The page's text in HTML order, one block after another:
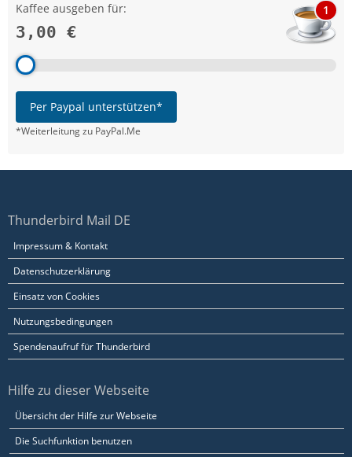
Kaffee ausgeben für:
3,00 €
1
Per Paypal unterstützen*
*Weiterleitung zu PayPal.Me
Thunderbird Mail DE
Impressum & Kontakt
Datenschutzerklärung
Einsatz von Cookies
Nutzungsbedingungen
Spendenaufruf für Thunderbird
Hilfe zu dieser Webseite
Übersicht der Hilfe zur Webseite
Die Suchfunktion benutzen